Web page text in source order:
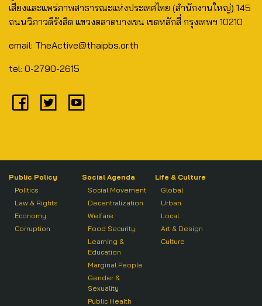
เสียงและแพร่ภาพสาธารณะแห่งประเทศไทย (สำนักงานใหญ่) 145
ถนนวิภาวดีรังสิต แขวงตลาดบางเขน เขตหลักสี่ กรุงเทพฯ 10210
email: TheActive@thaipbs.or.th
tel: 0-2790-2615
Public Policy
Politics
Law & Rights
Economy
Corruption
Social Agenda
Social Movement
Decentralization
Welfare
Food Security
Learning &
Education
Marginal People
Gender &
Sexuality
Public Health
Life & Culture
Global
Urban
Local
Art & Design
Culture